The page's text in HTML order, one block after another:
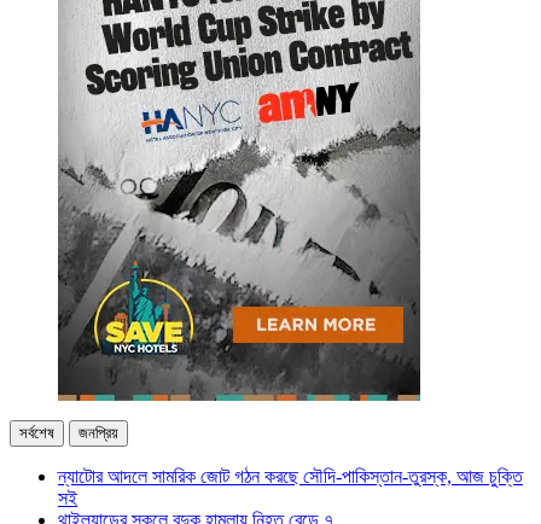
সর্বশেষ জনপ্রিয়
ন্যাটোর আদলে সামরিক জোট গঠন করছে সৌদি-পাকিস্তান-তুরস্ক, আজ চুক্তি
সই
থাইল্যান্ডের স্কুলে বন্দুক হামলায় নিহত বেড়ে ৭